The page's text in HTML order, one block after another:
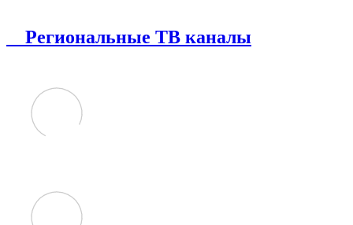
Региональные ТВ каналы